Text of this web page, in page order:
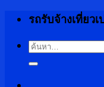
Skip
content
รถรับจ้างเที่ยว
ค้นหา: